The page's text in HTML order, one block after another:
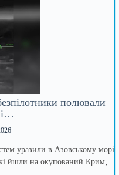
полювали
уразили в Азовському морі
йшли на окупований Крим,